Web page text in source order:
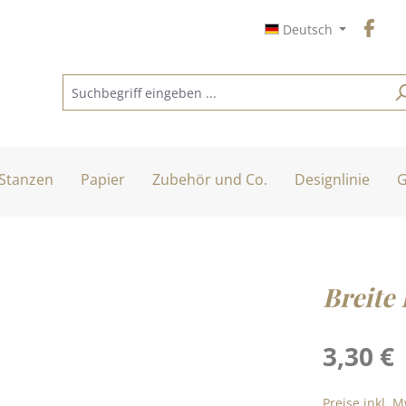
Deutsch
Stanzen Papier Zubehör und Co. Designlinie
Breite
Regulärer
3,30 €